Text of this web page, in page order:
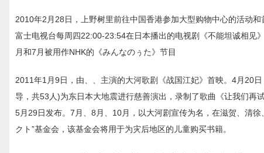
2010年2月28日，上野树里前往中国香港参加大型购物中心的活动
富士电视台每周四22:00-23:54在日本播出的电视剧《不能坦诚相见
月和7月被用作NHK的《みんなのぅた》节目
2011年1月9日，由、、主演的大河歌剧《战国江妃》首映。4月20
导，共53人)为东日本大地震进行慈善演出，录制了歌曲《让我们
5月29日发布。7月、8月、10月，以大河剧宣传为名，在滋贺、清
クト”基金会，该基金会将用于为灾后地区的儿童购买书籍。